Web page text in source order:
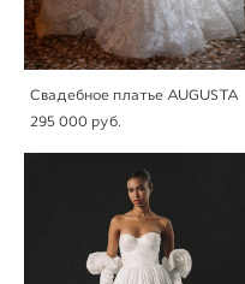
Свадебное платье AUGUSTA
295 000 pуб.